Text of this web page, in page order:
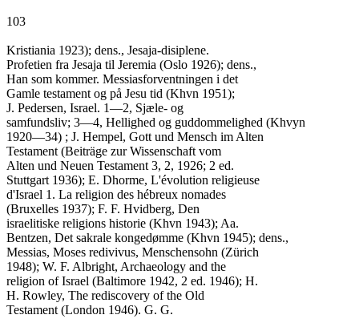
103
Kristiania 1923); dens., Jesaja-disiplene.
Profetien fra Jesaja til Jeremia (Oslo 1926); dens.,
Han som kommer. Messiasforventningen i det
Gamle testament og på Jesu tid (Khvn 1951);
J. Pedersen, Israel. 1—2, Sjæle- og
samfundsliv; 3—4, Hellighed og guddommelighed (Khvyn
1920—34) ; J. Hempel, Gott und Mensch im Alten
Testament (Beiträge zur Wissenschaft vom
Alten und Neuen Testament 3, 2, 1926; 2 ed.
Stuttgart 1936); E. Dhorme, L'évolution religieuse
d'Israel 1. La religion des hébreux nomades
(Bruxelles 1937); F. F. Hvidberg, Den
israelitiske religions historie (Khvn 1943); Aa.
Bentzen, Det sakrale kongedømme (Khvn 1945); dens.,
Messias, Moses redivivus, Menschensohn (Zürich
1948); W. F. Albright, Archaeology and the
religion of Israel (Baltimore 1942, 2 ed. 1946); H.
H. Rowley, The rediscovery of the Old
Testament (London 1946). G. G.